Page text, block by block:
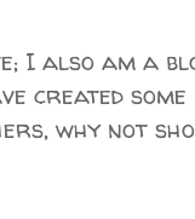
I also am a
created
why not